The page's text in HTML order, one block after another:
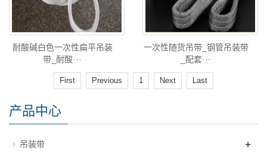
耐酸碱白色一次性扁平吊装
带_耐酸···
一次性随货吊带_钢管吊装带
_配套···
First Previous 1 Next Last
产品中心
吊装带 +